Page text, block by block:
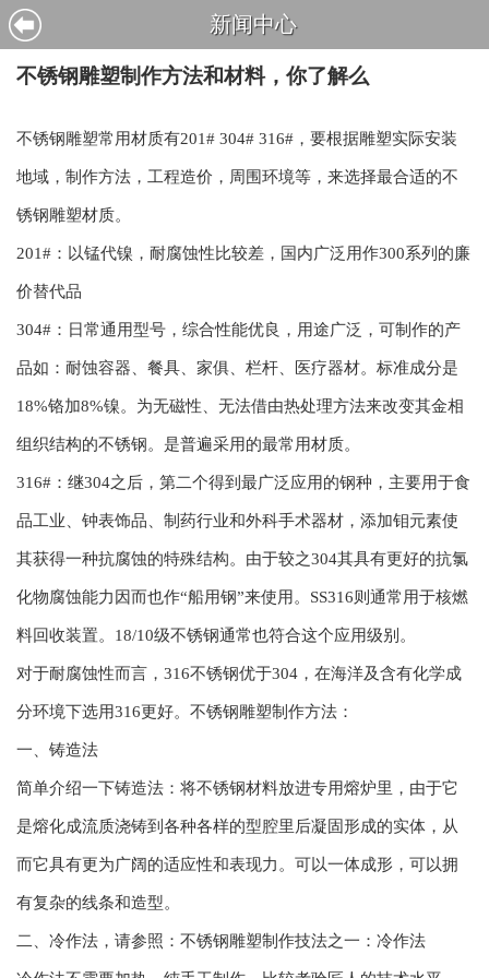
新闻中心
不锈钢雕塑制作方法和材料，你了解么
不锈钢雕塑常用材质有201# 304# 316#，要根据雕塑实际安装
地域，制作方法，工程造价，周围环境等，来选择最合适的不
锈钢雕塑材质。
201#：以锰代镍，耐腐蚀性比较差，国内广泛用作300系列的廉
价替代品
304#：日常通用型号，综合性能优良，用途广泛，可制作的产
品如：耐蚀容器、餐具、家俱、栏杆、医疗器材。标准成分是
18%铬加8%镍。为无磁性、无法借由热处理方法来改变其金相
组织结构的不锈钢。是普遍采用的最常用材质。
316#：继304之后，第二个得到最广泛应用的钢种，主要用于食
品工业、钟表饰品、制药行业和外科手术器材，添加钼元素使
其获得一种抗腐蚀的特殊结构。由于较之304其具有更好的抗氯
化物腐蚀能力因而也作“船用钢”来使用。SS316则通常用于核燃
料回收装置。18/10级不锈钢通常也符合这个应用级别。
对于耐腐蚀性而言，316不锈钢优于304，在海洋及含有化学成
分环境下选用316更好。不锈钢雕塑制作方法：
一、铸造法
简单介绍一下铸造法：将不锈钢材料放进专用熔炉里，由于它
是熔化成流质浇铸到各种各样的型腔里后凝固形成的实体，从
而它具有更为广阔的适应性和表现力。可以一体成形，可以拥
有复杂的线条和造型。
二、冷作法，请参照：不锈钢雕塑制作技法之一：冷作法